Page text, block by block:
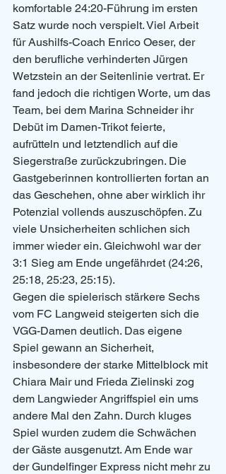
komfortable 24:20-Führung im ersten
Satz wurde noch verspielt. Viel Arbeit
für Aushilfs-Coach Enrico Oeser, der
den berufliche verhinderten Jürgen
Wetzstein an der Seitenlinie vertrat. Er
fand jedoch die richtigen Worte, um das
Team, bei dem Marina Schneider ihr
Debüt im Damen-Trikot feierte,
aufrütteln und letztendlich auf die
Siegerstraße zurückzubringen. Die
Gastgeberinnen kontrollierten fortan an
das Geschehen, ohne aber wirklich ihr
Potenzial vollends auszuschöpfen. Zu
viele Unsicherheiten schlichen sich
immer wieder ein. Gleichwohl war der
3:1 Sieg am Ende ungefährdet (24:26,
25:18, 25:23, 25:15).
Gegen die spielerisch stärkere Sechs
vom FC Langweid steigerten sich die
VGG-Damen deutlich. Das eigene
Spiel gewann an Sicherheit,
insbesondere der starke Mittelblock mit
Chiara Mair und Frieda Zielinski zog
dem Langwieder Angriffspiel ein ums
andere Mal den Zahn. Durch kluges
Spiel wurden zudem die Schwächen
der Gäste ausgenutzt. Am Ende war
der Gundelfinger Express nicht mehr zu